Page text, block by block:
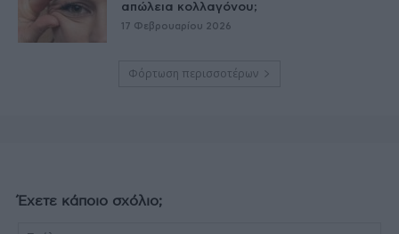
απώλεια κολλαγόνου;
17 Φεβρουαρίου 2026
Φόρτωση περισσοτέρων
Έχετε κάποιο σχόλιο;